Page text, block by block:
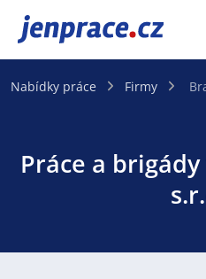
JenPráce.cz
Nabídky práce Firmy
Práce a